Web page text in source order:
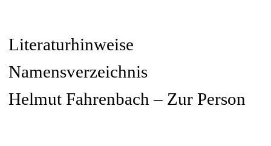
Literaturhinweise
Namensverzeichnis
Helmut Fahrenbach – Zur Person